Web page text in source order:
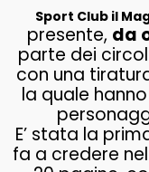
Sport Club il
presente, da
parte dei
con una
la quale
E’ stata la
fa a credere